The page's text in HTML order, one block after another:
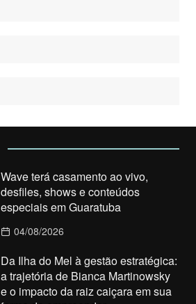
Wave terá casamento ao vivo,
desfiles, shows e conteúdos
especiais em Guaratuba
04/08/2026
Da Ilha do Mel à gestão estratégica:
a trajetória de Bianca Martinowsky
e o impacto da raiz caiçara em sua